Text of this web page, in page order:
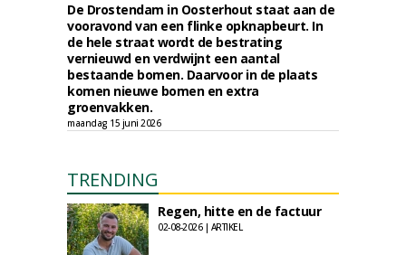
De Drostendam in Oosterhout staat aan de
vooravond van een flinke opknapbeurt. In
de hele straat wordt de bestrating
vernieuwd en verdwijnt een aantal
bestaande bomen. Daarvoor in de plaats
komen nieuwe bomen en extra
groenvakken.
maandag 15 juni 2026
TRENDING
Regen, hitte en de factuur
02-08-2026 | ARTIKEL